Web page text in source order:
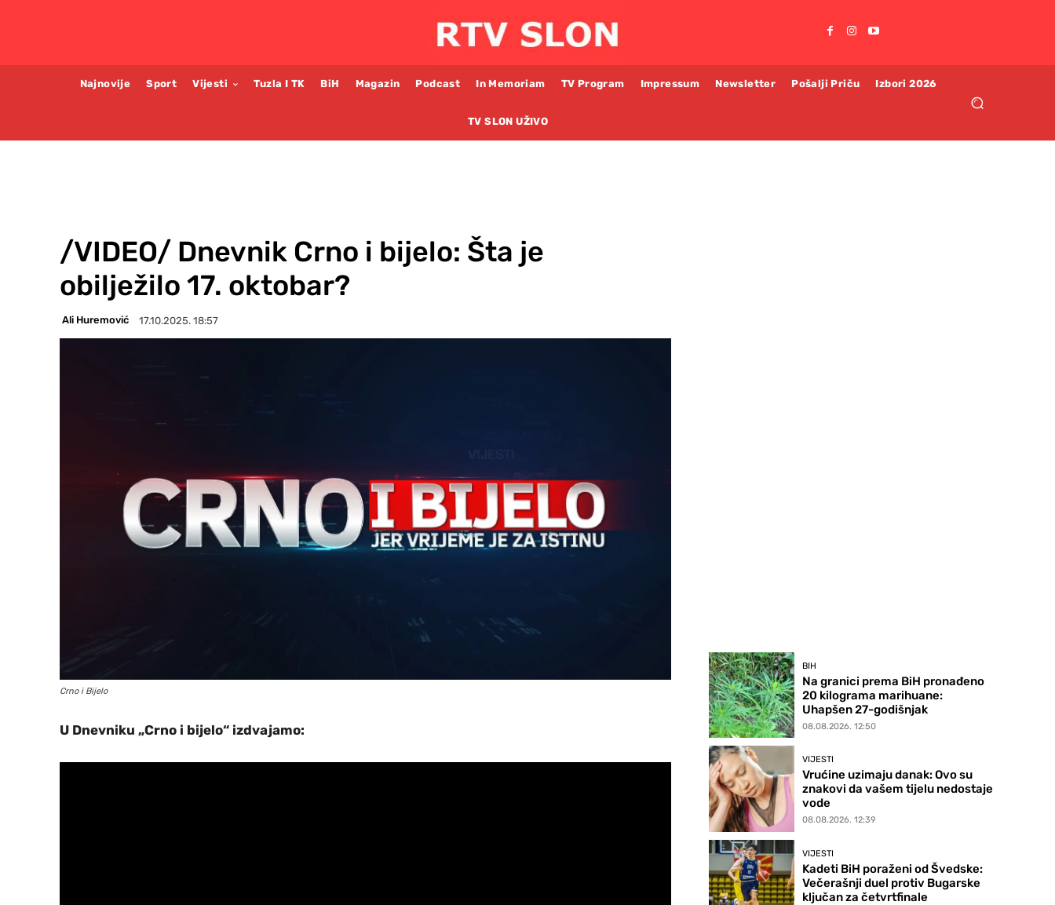
Najnovije Sport Vijesti Tuzla I TK BiH Magazin Podcast In Memoriam TV Program Impressum Newsletter Pošalji Priču Izbori 2026
TV SLON UŽIVO
/VIDEO/ Dnevnik Crno i bijelo: Šta je
obilježilo 17. oktobar?
Ali Huremović 17.10.2025. 18:57
Crno i Bijelo
U Dnevniku „Crno i bijelo“ izdvajamo:
BIH
Na granici prema BiH pronađeno
20 kilograma marihuane:
Uhapšen 27-godišnjak
08.08.2026. 12:50
VIJESTI
Vrućine uzimaju danak: Ovo su
znakovi da vašem tijelu nedostaje
vode
08.08.2026. 12:39
VIJESTI
Kadeti BiH poraženi od Švedske:
Večerašnji duel protiv Bugarske
ključan za četvrtfinale